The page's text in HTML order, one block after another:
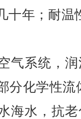
十年；耐温
气系统，
分化学性
海水，抗